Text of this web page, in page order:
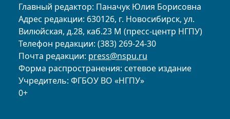
Главный редактор: Паначук Юлия Борисовна
Адрес редакции: 630126, г. Новосибирск, ул.
Вилюйская, д.28, каб.23 М (пресс-центр НГПУ)
Телефон редакции: (383) 269-24-30
Почта редакции: press@nspu.ru
Форма распространения: сетевое издание
Учредитель: ФГБОУ ВО «НГПУ»
0+